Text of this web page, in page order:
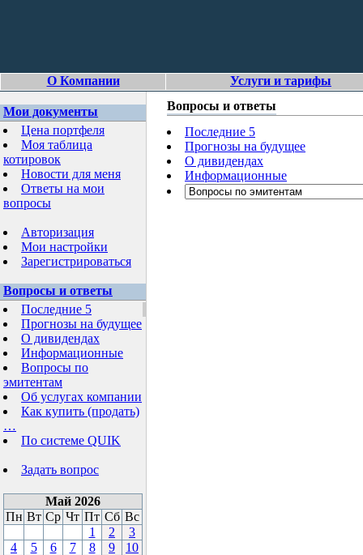
О Компании Услуги и тарифы
Мои документы
Цена портфеля
Моя таблица
котировок
Новости для меня
Ответы на мои
вопросы
Авторизация
Мои настройки
Зарегистрироваться
Вопросы и ответы
Последние 5
Прогнозы на будущее
О дивидендах
Информационные
Вопросы по
эмитентам
Об услугах компании
Как купить (продать)
…
По системе QUIK
Задать вопрос
Май 2026
Пн Вт Ср Чт Пт Сб Вс
1
2
3
4
5 6 7 8 9
10
Вопросы и ответы
Последние 5
Прогнозы на будущее
О дивидендах
Информационные